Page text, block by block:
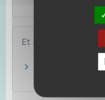
Et aussi
Certificat de